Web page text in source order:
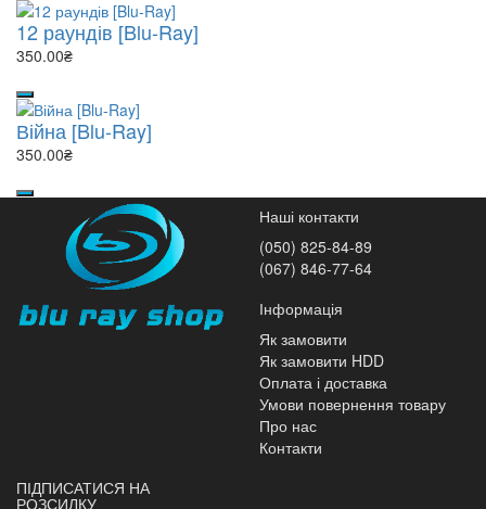
12 раундів [Blu-Ray]
350.00₴
Війна [Blu-Ray]
350.00₴
Наші контакти
(050) 825-84-89
(067) 846-77-64
Інформація
Як замовити
Як замовити HDD
Оплата і доставка
Умови повернення товару
Про нас
Контакти
ПІДПИСАТИСЯ НА
РОЗСИЛКУ